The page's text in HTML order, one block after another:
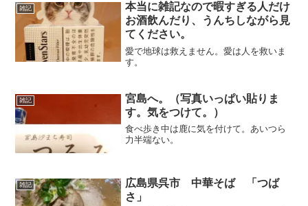
雑記
本当に雑記なので暇すぎる人だけ
お酒飲んだり、うんちしながら見
てください。
愛で地球は救えません。愛は人を救いま
す。
雑記
宮島へ。（写真いっぱい貼りま
す。気をつけて。）
食べ歩き中は鹿に気を付けて。あいつら
力半端ない。
雑記
広島県呉市 中華そば 「つば
さ」